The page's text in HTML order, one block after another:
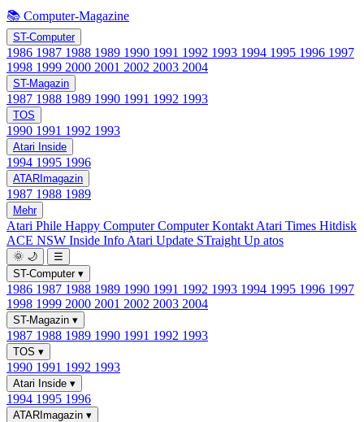
📚 Computer-Magazine
ST-Computer
1986 1987 1988 1989 1990 1991 1992 1993 1994 1995 1996 1997
1998 1999 2000 2001 2002 2003 2004
ST-Magazin
1987 1988 1989 1990 1991 1992 1993
TOS
1990 1991 1992 1993
Atari Inside
1994 1995 1996
ATARImagazin
1987 1988 1989
Mehr
Atari Phile Happy ComputerComputer Kontakt Atari Times Hitdisk
ACE NSW Inside Info Atari Update STraight Up atos
🌞 🌙
☰
ST-Computer ▾
1986 1987 1988 1989 1990 1991 1992 1993 1994 1995 1996 1997
1998 1999 2000 2001 2002 2003 2004
ST-Magazin ▾
1987 1988 1989 1990 1991 1992 1993
TOS ▾
1990 1991 1992 1993
Atari Inside ▾
1994 1995 1996
ATARImagazin ▾